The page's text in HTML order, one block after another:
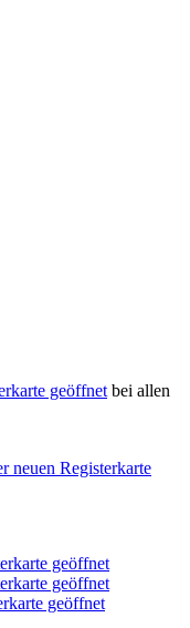
geöffnet bei allen
neuen Registerkarte
geöffnet
geöffnet
geöffnet